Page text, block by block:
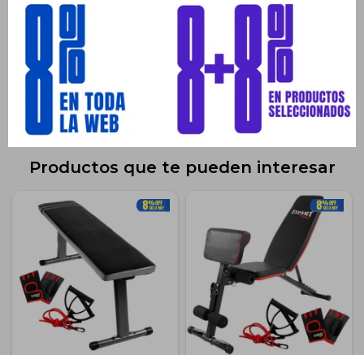
Planes de cuotas
Medios de pago
Productos que te pueden interesar